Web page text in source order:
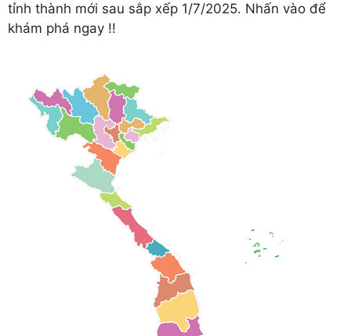
tỉnh thành mới sau sắp xếp 1/7/2025. Nhấn vào để
khám phá ngay !!